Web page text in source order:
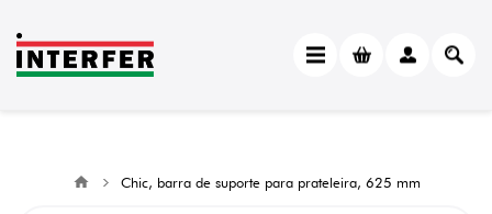
Chic, barra de suporte para prateleira, 625 mm